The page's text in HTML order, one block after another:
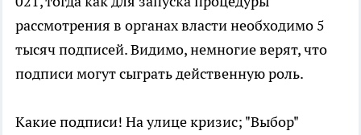
рассмотрения в органах власти необходимо 5
тысяч подписей. Видимо, немногие верят, что
подписи могут сыграть действенную роль.
Какие подписи! На улице кризис; "Выбор"